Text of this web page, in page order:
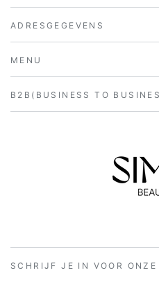
ADRESGEGEVENS
MENU
B2B(BUSINESS TO
SCHRIJF JE IN VOOR ONZE